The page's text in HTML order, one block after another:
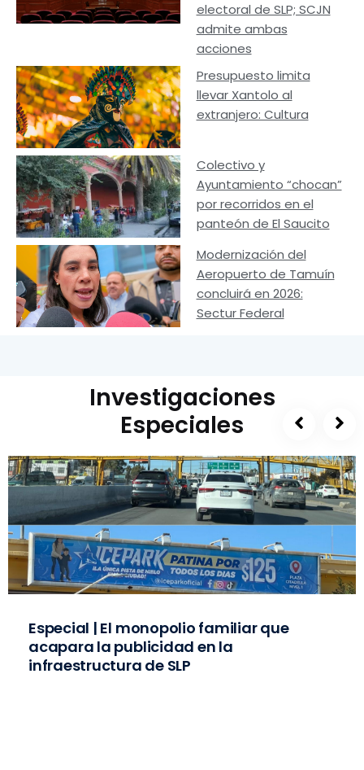
electoral de SLP; SCJN
admite ambas
acciones
Presupuesto limita
llevar Xantolo al
extranjero: Cultura
Colectivo y
Ayuntamiento “chocan”
por recorridos en el
panteón de El Saucito
Modernización del
Aeropuerto de Tamuín
concluirá en 2026:
Sectur Federal
Investigaciones
Especiales
Especial | El monopolio familiar que
acapara la publicidad en la
infraestructura de SLP